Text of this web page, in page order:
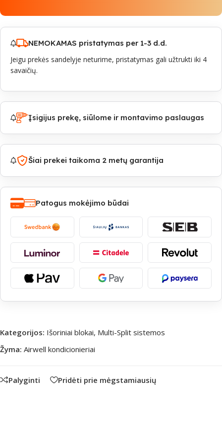
NEMOKAMAS pristatymas per 1-3 d.d.
Jeigu prekės sandelyje neturime, pristatymas gali užtrukti iki 4
savaičių.
Įsigijus prekę, siūlome ir montavimo paslaugas
Šiai prekei taikoma 2 metų garantija
Patogus mokėjimo būdai
Kategorijos: Išoriniai blokai, Multi-Split sistemos
Žyma: Airwell kondicionieriai
Palyginti Pridėti prie mėgstamiausių